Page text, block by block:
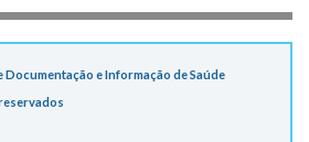
e Informação de Saúde